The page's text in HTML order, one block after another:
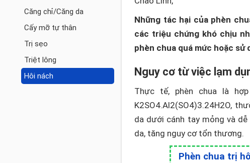
Căng chỉ/Căng da
Cấy mỡ tự thân
Trị sẹo
Triệt lông
Hôi nách
Những tác hại của phèn
các triệu chứng khó chịu
phèn chua quá mức hoặc sử
Nguy cơ từ việc lạm
Thực tế, phèn chua là
K2SO4.Al2(SO4)3.24H2O,
da dưới cánh tay mỏng và
da, tăng nguy cơ tổn thương.
Phèn chua trị